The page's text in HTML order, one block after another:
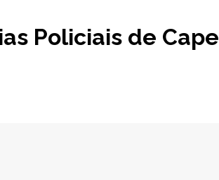
Policiais de